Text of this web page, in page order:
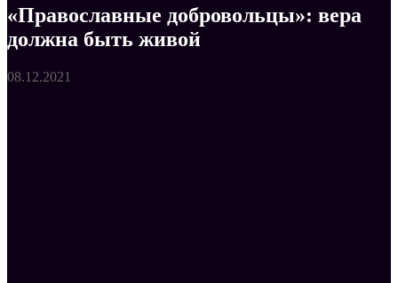
«Православные добровольцы»: вера
должна быть живой
08.12.2021